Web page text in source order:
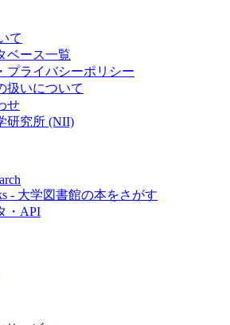
て
ベース一覧
プライバシーポリシー
扱いについて
せ
研究所 (NII)
- 大学図書館の本をさがす
・API